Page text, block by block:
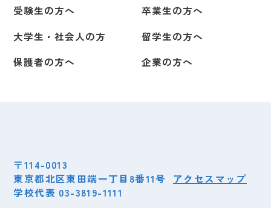
2026.06.28
受験生向け
【受験生の方へ】7/１（水）より総合型選抜・総合型
2022.09.07
卒業生向け 受験生向け 在校生向け
令和４年度学園祭について（9/7付）
2024.09.30
受験生向け 在校生向け
【Information】読売新聞月曜夕刊にて本校専任獣医
2026.04.27
（月）
イベント 受験生向け
2026.08.03
インスタ投稿
今日は、先日開催された体育祭、
受験生の方へ
卒業生の方へ
大学生・社会人の方
留学生の方へ
保護者の方へ
企業の方へ
〒114-0013
東京都北区東田端一丁目8番11号
アクセスマップ
学校代表 03-3819-1111